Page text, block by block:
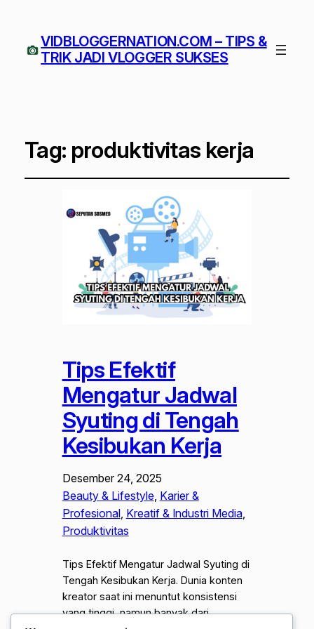
VIDBLOGGERNATION.COM – TIPS &
TRIK JADI VLOGGER SUKSES
Tag: produktivitas kerja
Tips Efektif
Mengatur Jadwal
Syuting di Tengah
Kesibukan Kerja
Desember 24, 2025
Beauty & Lifestyle, Karier &
Profesional, Kreatif & Industri Media
Produktivitas
Tips Efektif Mengatur Jadwal Syuting di
Tengah Kesibukan Kerja. Dunia konten
kreator saat ini menuntut konsistensi
yang tinggi, namun banyak dari